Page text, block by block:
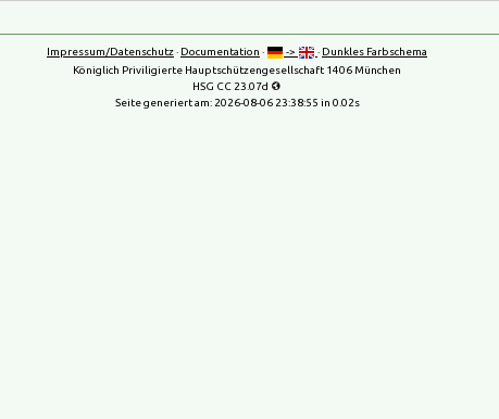
Impressum/Datenschutz· Documentation · -> · Dunkles Farbschema
Königlich Priviligierte Hauptschützengesellschaft 1406 München
HSG CC 23.07d
Seite generiert am: 2026-08-06 23:38:55 in 0.02s